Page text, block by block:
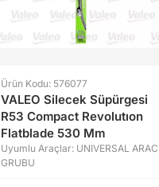
Ürün Kodu: 576077
VALEO Silecek Süpürgesi
R53 Compact Revolutıon
Flatblade 530 Mm
Uyumlu Araçlar: UNIVERSAL ARAC
GRUBU